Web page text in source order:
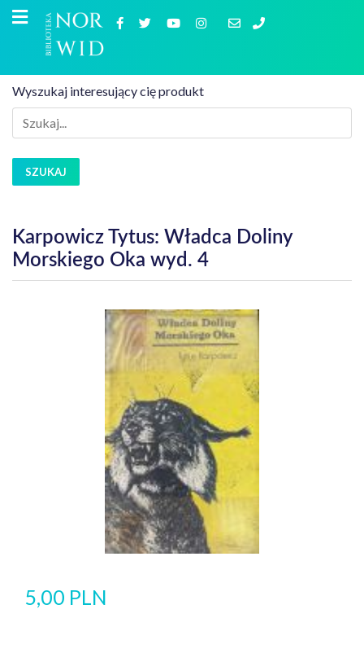
Wyszukaj interesujący cię produkt
SZUKAJ
Karpowicz Tytus: Władca Doliny
Morskiego Oka wyd. 4
5,00 PLN